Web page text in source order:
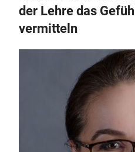
der Lehre das
vermitteln